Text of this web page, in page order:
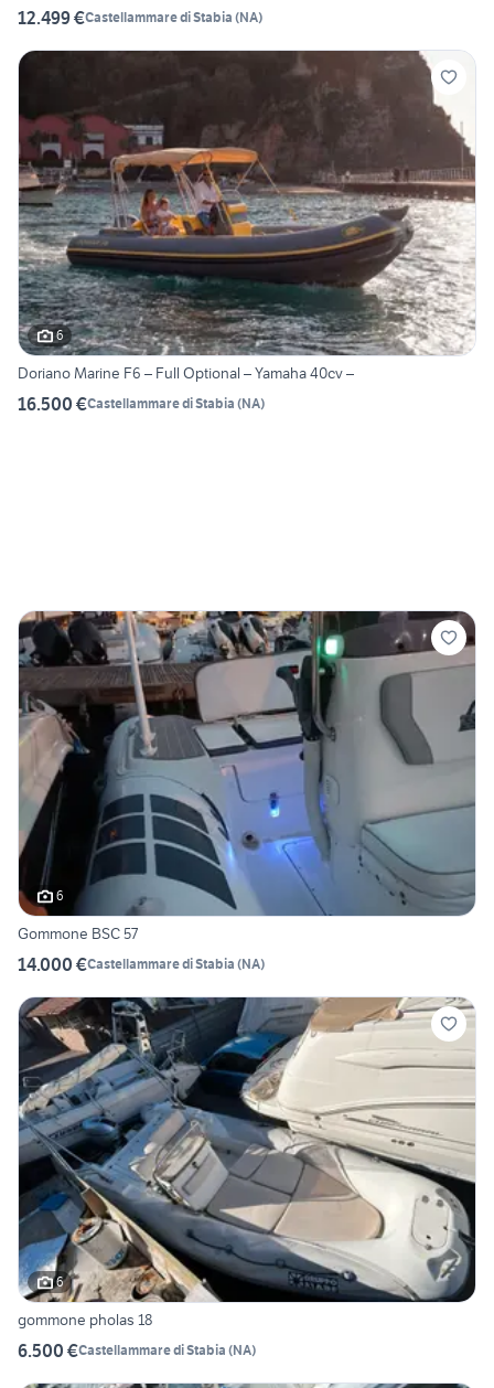
12.499 €Castellammare di Stabia (NA)
6
Doriano Marine F6 – Full Optional – Yamaha 40cv –
16.500 €Castellammare di Stabia (NA)
6
Gommone BSC 57
14.000 €Castellammare di Stabia (NA)
6
gommone pholas 18
6.500 €Castellammare di Stabia (NA)